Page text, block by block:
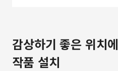
감상하기 좋은 위치에
작품 설치